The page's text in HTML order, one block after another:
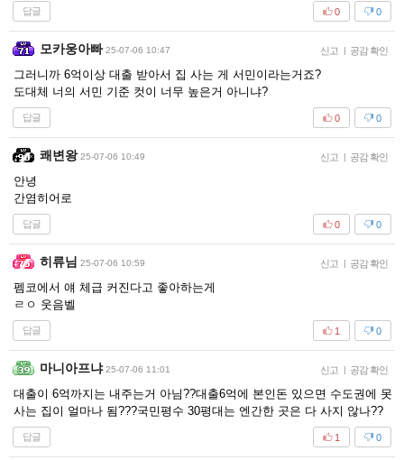
답글 0
0
모카웅아빠 25-07-06 10:47 신고 | 공감 확인
그러니까 6억이상 대출 받아서 집 사는 게 서민이라는거죠?
도대체 너의 서민 기준 컷이 너무 높은거 아니냐?
답글 0
0
쾌변왕 25-07-06 10:49 신고 | 공감 확인
안녕
간염히어로
답글 0
0
히류님 25-07-06 10:59 신고 | 공감 확인
펨코에서 얘 체급 커진다고 좋아하는게
ㄹㅇ 웃음벨
답글 0
1
마니아프냐 25-07-06 11:01 신고 | 공감 확인
대출이 6억까지는 내주는거 아님??대출6억에 본인돈 있으면 수도권에 못
사는 집이 얼마나 됨???국민평수 30평대는 엔간한 곳은 다 사지 않나??
답글 0
1